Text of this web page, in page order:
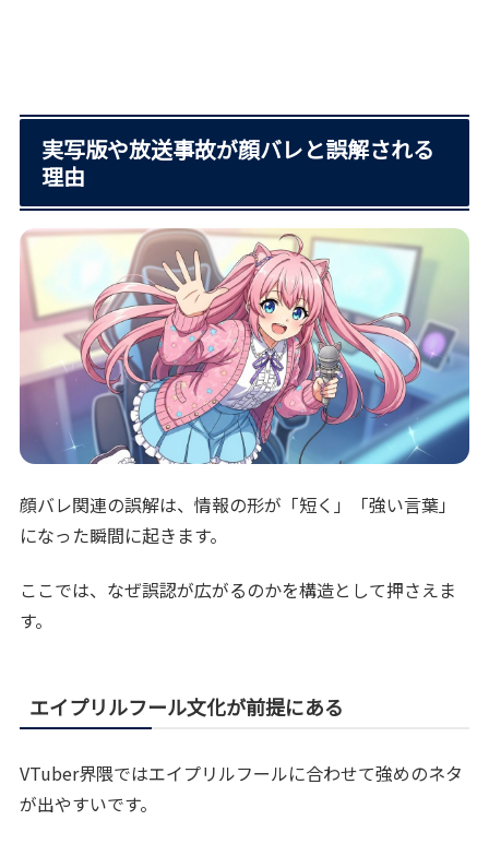
実写版や放送事故が顔バレと誤解される
理由
顔バレ関連の誤解は、情報の形が「短く」「強い言葉」
になった瞬間に起きます。
ここでは、なぜ誤認が広がるのかを構造として押さえま
す。
エイプリルフール文化が前提にある
VTuber界隈ではエイプリルフールに合わせて強めのネタ
が出やすいです。